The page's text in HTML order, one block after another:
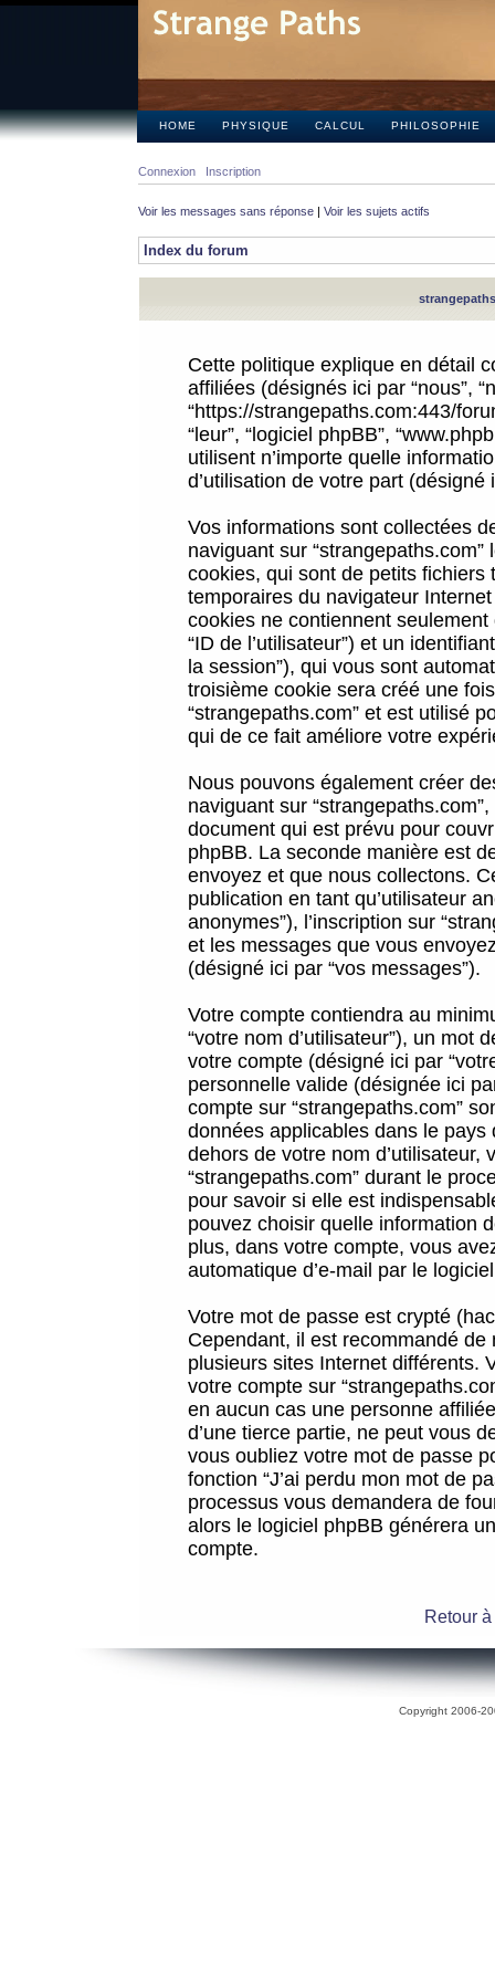
HOME PHYSIQUE CALCUL PHILOSOPHIE
Connexion Inscription
Voir les messages sans réponse | Voir les sujets actifs
Index du forum
Cette politique explique en détail
affiliées (désignés ici par “nous”,
“https://strangepaths.com:443/
“leur”, “logiciel phpBB”,
utilisent n’importe quelle
d’utilisation de votre part (désigné
Vos informations sont collectées
naviguant sur
cookies, qui sont de petits
temporaires du navigateur
cookies ne contiennent
“ID de l’utilisateur”) et un
la session”), qui vous sont
troisième cookie sera créé une
“strangepaths.com” et est utilisé
qui de ce fait améliore votre
Nous pouvons également créer
naviguant sur
document qui est prévu pour
phpBB. La seconde manière est
envoyez et que nous collectons.
publication en tant qu’utilisateur
anonymes”), l’inscription sur
et les messages que vous
(désigné ici par “vos messages”).
Votre compte contiendra au
“votre nom d’utilisateur”), un mot
votre compte (désigné ici par
personnelle valide (désignée ici
compte sur “strangepaths.com”
données applicables dans le
dehors de votre nom
“strangepaths.com” durant le
pour savoir si elle est
pouvez choisir quelle information
plus, dans votre compte, vous
automatique d’e-mail par le
Votre mot de passe est crypté
Cependant, il est recommandé
plusieurs sites Internet différents.
votre compte sur
en aucun cas une personne
d’une tierce partie, ne peut vous
vous oubliez votre mot de passe
fonction “J’ai perdu mon mot de
processus vous demandera de
alors le logiciel phpBB générera
compte.
Retour
Copyright 2006-